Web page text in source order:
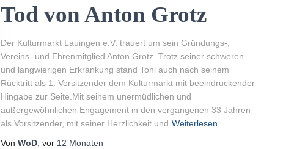
Tod von Anton Grotz
Der Kulturmarkt Lauingen e.V. trauert um sein Gründungs-,
Vereins- und Ehrenmitglied Anton Grotz. Trotz seiner schweren
und langwierigen Erkrankung stand Toni auch nach seinem
Rücktritt als 1. Vorsitzender dem Kulturmarkt mit beeindruckender
Hingabe zur Seite.Mit seinem unermüdlichen und
außergewöhnlichen Engagement in den vergangenen 33 Jahren
als Vorsitzender, mit seiner Herzlichkeit und Weiterlesen
Von WoD , vor 12 Monaten